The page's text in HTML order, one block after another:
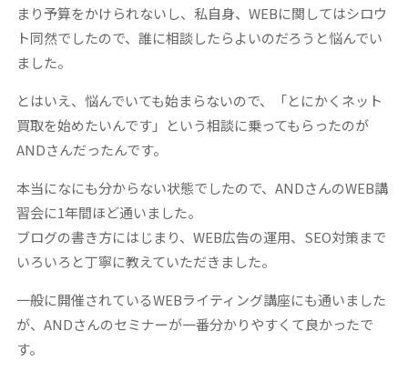
まり予算をかけられないし、私自身、WEBに関してはシロウ
ト同然でしたので、誰に相談したらよいのだろうと悩んでい
ました。
とはいえ、悩んでいても始まらないので、「とにかくネット
買取を始めたいんです」という相談に乗ってもらったのが
ANDさんだったんです。
本当になにも分からない状態でしたので、ANDさんのWEB講
習会に1年間ほど通いました。
ブログの書き方にはじまり、WEB広告の運用、SEO対策まで
いろいろと丁寧に教えていただきました。
一般に開催されているWEBライティング講座にも通いました
が、ANDさんのセミナーが一番分かりやすくて良かったで
す。